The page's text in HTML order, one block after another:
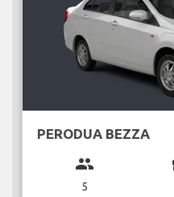
PERODUA BEZZA
group
5